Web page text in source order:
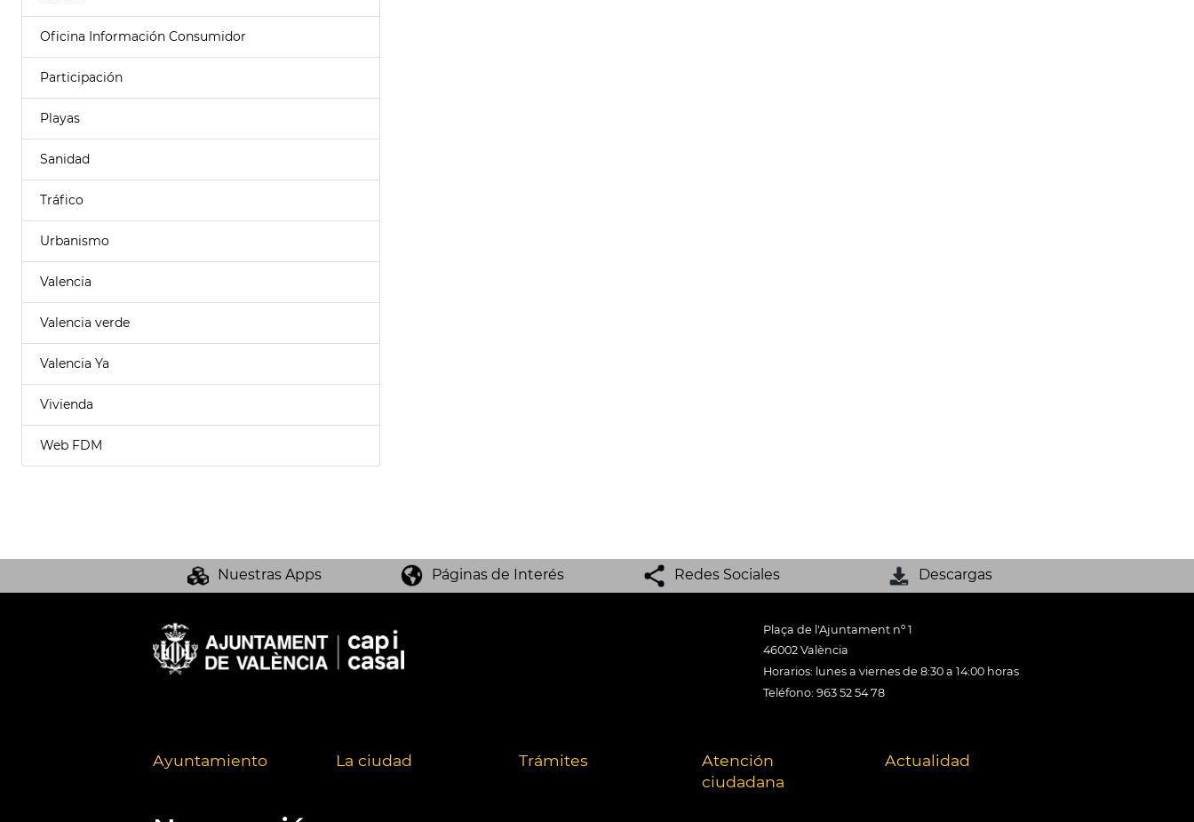
Oficina Información Consumidor
Participación
Playas
Sanidad
Tráfico
Urbanismo
Valencia
Valencia verde
Valencia Ya
Vivienda
Web FDM
Nuestras Apps Páginas de Interés Redes Sociales Descargas
Plaça de l'Ajuntament nº 1
46002 València
Horarios: lunes a viernes de 8:30 a 14:00 horas
Teléfono: 963 52 54 78
Ayuntamiento La ciudad Trámites
Atención
ciudadana
Actualidad